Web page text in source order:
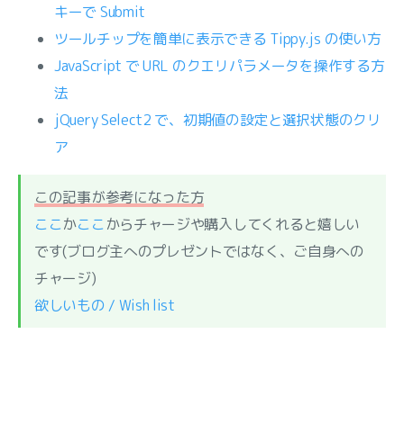
キーで Submit
ツールチップを簡単に表示できる Tippy.js の使い方
JavaScript で URL のクエリパラメータを操作する方
法
jQuery Select2 で、初期値の設定と選択状態のクリ
ア
この記事が参考になった方
ここかここ からチャージや購入してくれると嬉しい
です(ブログ主へのプレゼントではなく、ご自身への
チャージ)
欲しいもの / Wish list